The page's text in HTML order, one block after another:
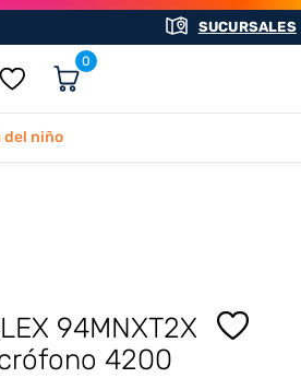
SUCURSALES
0
del niño
94MNXT2X
4200